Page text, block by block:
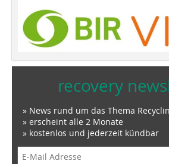
recovery
» News rund um das Thema
» erscheint alle 2 Monate
» kostenlos und jederzeit kündbar